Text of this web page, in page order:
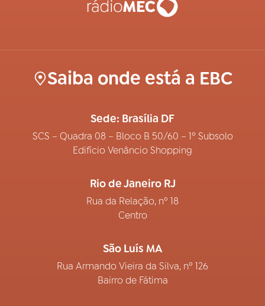
Saiba onde está a EBC
Sede: Brasília DF
SCS – Quadra 08 – Bloco B 50/60 – 1º Subsolo
Edifício Venâncio Shopping
Rio de Janeiro RJ
Rua da Relação, nº 18
Centro
São Luís MA
Rua Armando Vieira da Silva, nº 126
Bairro de Fátima